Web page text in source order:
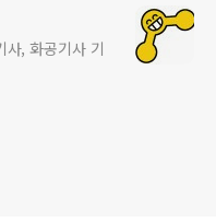
, 화공기사 기